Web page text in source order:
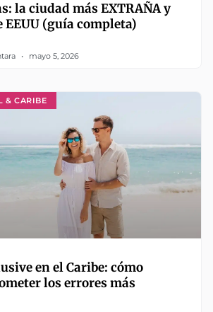
la ciudad más EXTRAÑA y
(guía completa)
mayo 5, 2026
& CARIBE
en el Caribe: cómo
los errores más